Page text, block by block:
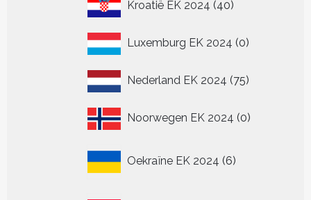
Kroatië EK 2024 40
Luxemburg EK 2024 00
Nederland EK 2024 7575
Noorwegen EK 2024 00
Oekraïne EK 2024 6
producten